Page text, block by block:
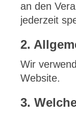
an den
jederzeit
2.
Wir
Website.
3.